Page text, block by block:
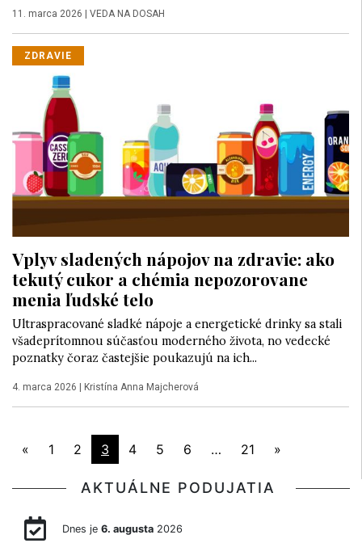
11. marca 2026 | VEDA NA DOSAH
ZDRAVIE
Vplyv sladených nápojov na zdravie: ako
tekutý cukor a chémia nepozorovane
menia ľudské telo
Ultraspracované sladké nápoje a energetické drinky sa stali
všadeprítomnou súčasťou moderného života, no vedecké
poznatky čoraz častejšie poukazujú na ich...
4. marca 2026 | Kristína Anna Majcherová
« 1 2 3 4 5 6 … 21 »
AKTUÁLNE PODUJATIA
Dnes je 6. augusta2026